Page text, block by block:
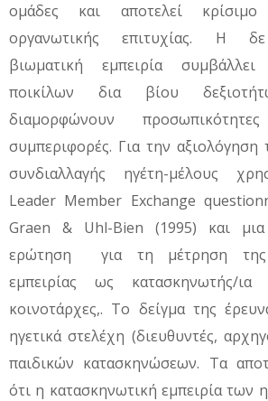
ομάδες και αποτελεί
οργανωτικής επιτυχίας. Η δε
βιωματική εμπειρία
ποικίλων δια βίου
διαμορφώνουν
συμπεριφορές. Για την αξιολόγηση
συνδιαλλαγής ηγέτη-μέλους
Leader Member Exchange
Graen & Uhl-Bien (1995) και
ερώτηση για τη μέτρηση της
εμπειρίας ως κατασκηνωτής/
κοινοτάρχες,. Το δείγμα της
ηγετικά στελέχη (διευθυντές,
παιδικών κατασκηνώσεων. Τα
ότι η κατασκηνωτική εμπειρία των